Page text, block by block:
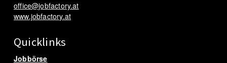
office@jobfactory.at
www.jobfactory.at
Quicklinks
Jobbörse